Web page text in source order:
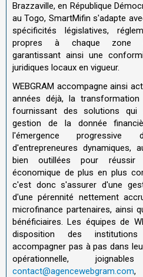
Brazzaville, en République
au Togo, SmartMifin s'adapte
spécificités législatives,
propres à chaque zone
garantissant ainsi une
juridiques locaux en vigueur.
WEBGRAM accompagne ainsi
années déjà, la
fournissant des solutions qui
gestion de la donnée
l'émergence progressive
d'entrepreneures dynamiques,
bien outillées pour réussir
économique de plus en plus
c'est donc s'assurer d'une
d'une pérennité nettement
microfinance partenaires, ainsi
bénéficiaires. Les équipes de
disposition des
accompagner pas à pas dans
opérationnelle,
contact@agencewebgram.com,